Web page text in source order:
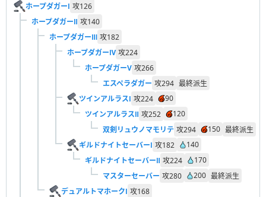
ホープダガーⅠ 攻126
ホープダガーⅡ 攻140
ホープダガーⅢ 攻182
ホープダガーⅣ 攻224
ホープダガーV 攻266
エスペラダガー 攻294 最終派生
ツインアルラスⅠ 攻224
90
ツインアルラスⅡ 攻252
120
双剣リュウノマモリテ 攻294 150 最終派生
ギルドナイトセーバーⅠ 攻182
140
ギルドナイトセーバーⅡ 攻224
170
マスターセーバー 攻280 200 最終派生
デュアルトマホークⅠ 攻168